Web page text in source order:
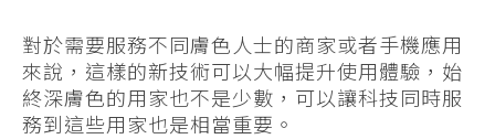
對於需要服務不同膚色人士的商家或者手機應用
來說，這樣的新技術可以大幅提升使用體驗，始
終深膚色的用家也不是少數，可以讓科技同時服
務到這些用家也是相當重要。